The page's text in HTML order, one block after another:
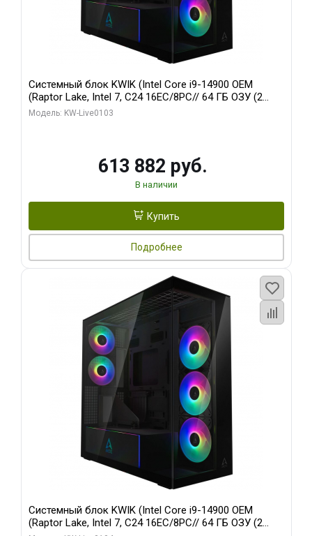
Системный блок KWIK (Intel Core i9-14900 OEM
(Raptor Lake, Intel 7, C24 16EC/8PC// 64 ГБ ОЗУ (2
модуля)/ Afox RTX4090 24GB GDDR6X 384-Bit 3xDP
Модель: KW-Live0103
613 882 руб.
В наличии
Купить
Подробнее
Системный блок KWIK (Intel Core i9-14900 OEM
(Raptor Lake, Intel 7, C24 16EC/8PC// 64 ГБ ОЗУ (2